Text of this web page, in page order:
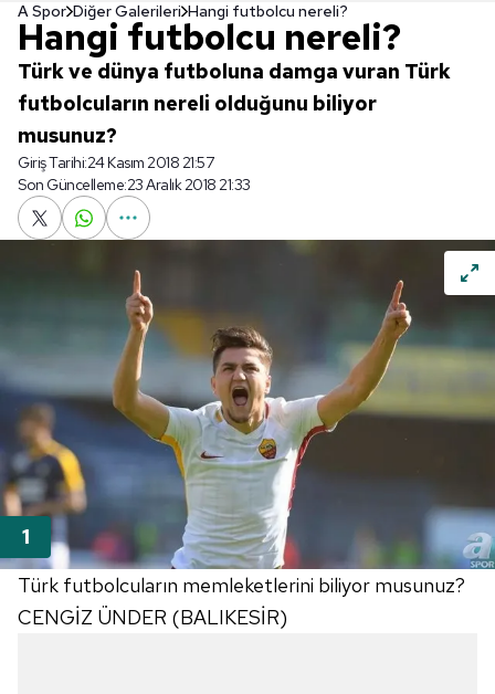
A Spor Diğer Galerileri Hangi futbolcu nereli?
Hangi futbolcu nereli?
Türk ve dünya futboluna damga vuran Türk
futbolcuların nereli olduğunu biliyor
musunuz?
Giriş Tarihi:24 Kasım 2018 21:57
Son Güncelleme:23 Aralık 2018 21:33
Türk futbolcuların memleketlerini biliyor musunuz?
CENGİZ ÜNDER (BALIKESİR)